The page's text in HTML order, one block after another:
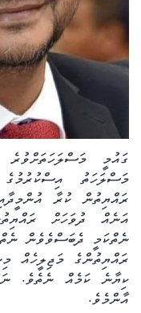
ތަސްވީރު
ހަށިހެޔޮވެށި
ބަހަވީވެށި
ހީރަސްތަރި
ގައުމީ
މަސްލަހަތު
ރައްޔިތުން ކުރާ
އަނެއް ދުވަހަށް
ނެތްކަމީ ދެބަސްވެވެން
ރައްޔިތުންގެ މަޖިލީހެއް
ކިޔާނެ ކަމެއް ނެތެވެ.
އާންމެވެ.